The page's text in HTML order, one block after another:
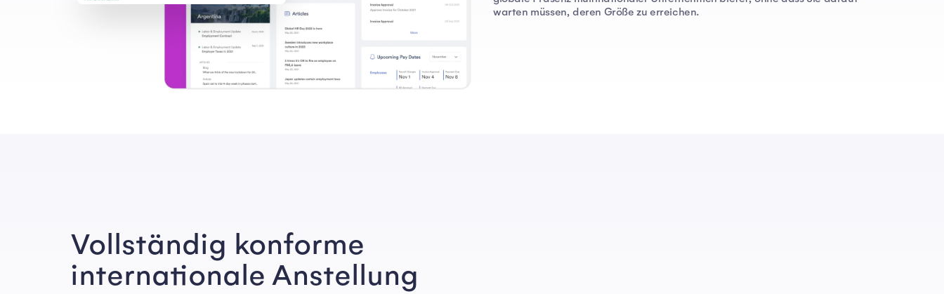
warten müssen, deren Größe zu erreichen.
Vollständig konforme
internationale Anstellung